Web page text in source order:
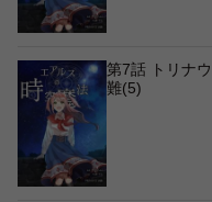
第7話 トリナ
難(5)